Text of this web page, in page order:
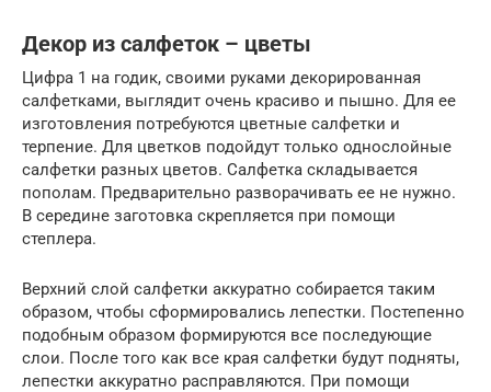
Декор из салфеток – цветы
Цифра 1 на годик, своими руками декорированная
салфетками, выглядит очень красиво и пышно. Для ее
изготовления потребуются цветные салфетки и
терпение. Для цветков подойдут только однослойные
салфетки разных цветов. Салфетка складывается
пополам. Предварительно разворачивать ее не нужно.
В середине заготовка скрепляется при помощи
степлера.
Верхний слой салфетки аккуратно собирается таким
образом, чтобы сформировались лепестки. Постепенно
подобным образом формируются все последующие
слои. После того как все края салфетки будут подняты,
лепестки аккуратно расправляются. При помощи